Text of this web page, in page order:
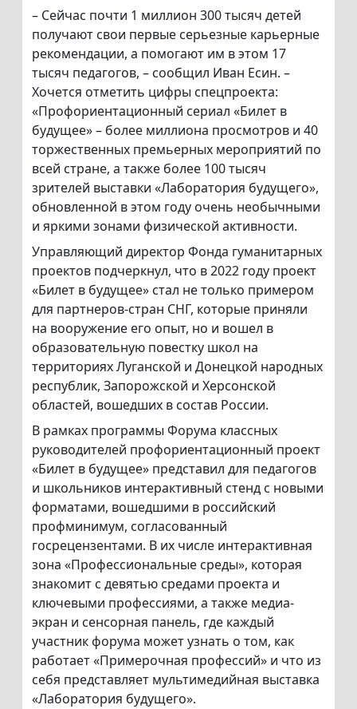
– Сейчас почти 1 миллион 300 тысяч детей
получают свои первые серьезные карьерные
рекомендации, а помогают им в этом 17
тысяч педагогов, – сообщил Иван Есин. –
Хочется отметить цифры спецпроекта:
«Профориентационный сериал «Билет в
будущее» – более миллиона просмотров и 40
торжественных премьерных мероприятий по
всей стране, а также более 100 тысяч
зрителей выставки «Лаборатория будущего»,
обновленной в этом году очень необычными
и яркими зонами физической активности.
Управляющий директор Фонда гуманитарных
проектов подчеркнул, что в 2022 году проект
«Билет в будущее» стал не только примером
для партнеров-стран СНГ, которые приняли
на вооружение его опыт, но и вошел в
образовательную повестку школ на
территориях Луганской и Донецкой народных
республик, Запорожской и Херсонской
областей, вошедших в состав России.
В рамках программы Форума классных
руководителей профориентационный проект
«Билет в будущее» представил для педагогов
и школьников интерактивный стенд с новыми
форматами, вошедшими в российский
профминимум, согласованный
госрецензентами. В их числе интерактивная
зона «Профессиональные среды», которая
знакомит с девятью средами проекта и
ключевыми профессиями, а также медиа-
экран и сенсорная панель, где каждый
участник форума может узнать о том, как
работает «Примерочная профессий» и что из
себя представляет мультимедийная выставка
«Лаборатория будущего».